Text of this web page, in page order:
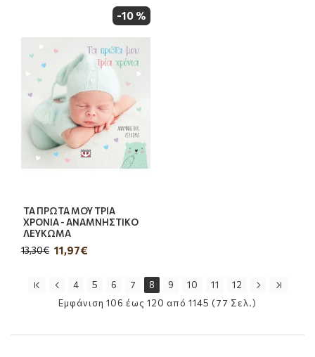
-10 %
ΤΑ ΠΡΩΤΑ ΜΟΥ ΤΡΙΑ
ΧΡΟΝΙΑ - ΑΝΑΜΝΗΣΤΙΚΟ
ΛΕΥΚΩΜΑ
11,97€
13,30€
4 5 6 7 8 9 10 11
12
Εμφάνιση 106 έως 120 από 1145 (77 Σελ.)